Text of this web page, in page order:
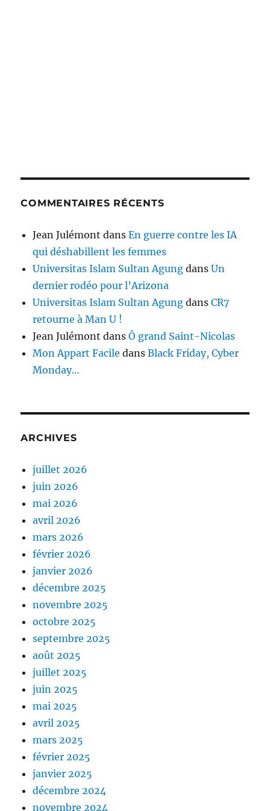
COMMENTAIRES RÉCENTS
Jean Julémont dansEn guerre contre les IA
qui déshabillent les femmes
Universitas Islam Sultan Agung dansUn
dernier rodéo pour l’Arizona
Universitas Islam Sultan Agung dansCR7
retourne à Man U !
Jean Julémont dansÔ grand Saint-Nicolas
Mon Appart Facile dansBlack Friday, Cyber
Monday…
ARCHIVES
juillet 2026
juin 2026
mai 2026
avril 2026
mars 2026
février 2026
janvier 2026
décembre 2025
novembre 2025
octobre 2025
septembre 2025
août 2025
juillet 2025
juin 2025
mai 2025
avril 2025
mars 2025
février 2025
janvier 2025
décembre 2024
novembre 2024